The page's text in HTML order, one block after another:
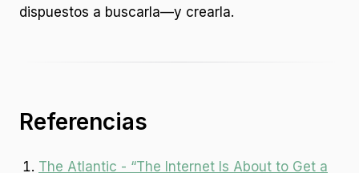
dispuestos a buscarla—y crearla.
Referencias
The Atlantic - “The Internet Is About to Get a